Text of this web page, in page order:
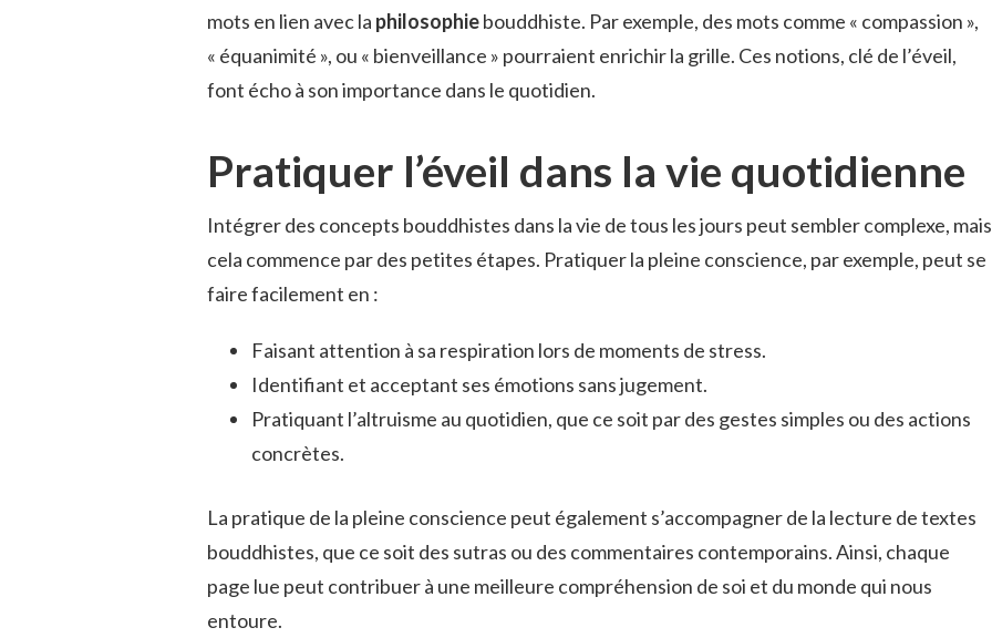
mots en lien avec la philosophiebouddhiste. Par exemple, des mots comme « compassion »,
« équanimité », ou « bienveillance » pourraient enrichir la grille. Ces notions, clé de l’éveil,
font écho à son importance dans le quotidien.
Pratiquer l’éveil dans la vie quotidienne
Intégrer des concepts bouddhistes dans la vie de tous les jours peut sembler complexe, mais
cela commence par des petites étapes. Pratiquer la pleine conscience, par exemple, peut se
faire facilement en :
Faisant attention à sa respiration lors de moments de stress.
Identifiant et acceptant ses émotions sans jugement.
Pratiquant l’altruisme au quotidien, que ce soit par des gestes simples ou des actions
concrètes.
La pratique de la pleine conscience peut également s’accompagner de la lecture de textes
bouddhistes, que ce soit des sutras ou des commentaires contemporains. Ainsi, chaque
page lue peut contribuer à une meilleure compréhension de soi et du monde qui nous
entoure.